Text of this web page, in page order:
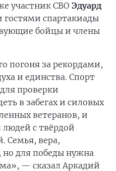
участник СВО Эдуард
спартакиады
бойцы и члены
погоня за рекордами,
и единства. Спорт
проверки
в забегах и силовых
ветеранов, и
с твёрдой
Семья, вера,
для победы нужна
— сказал Аркадий